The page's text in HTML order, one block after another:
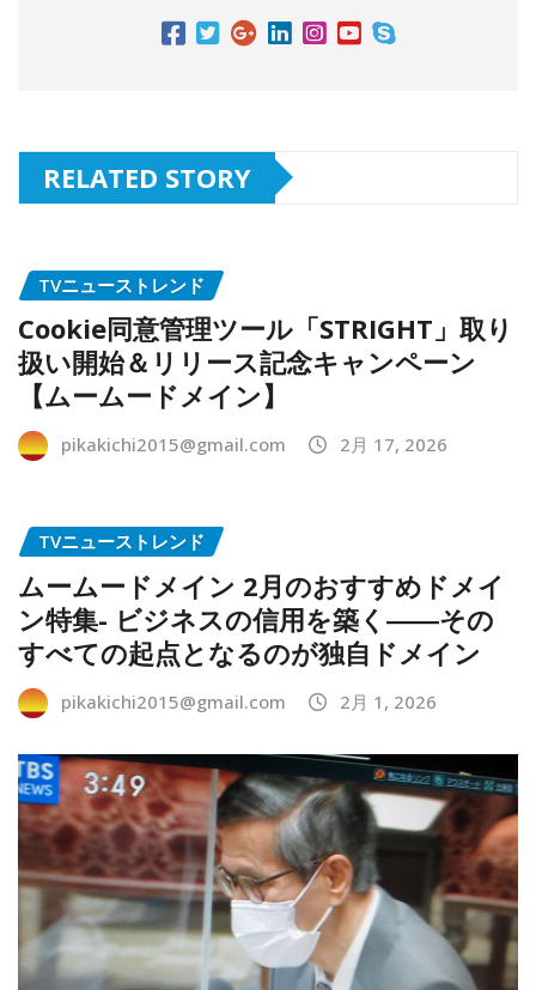
RELATED STORY
TVニューストレンド
Cookie同意管理ツール「STRIGHT」取り
扱い開始＆リリース記念キャンペーン
【ムームードメイン】
pikakichi2015@gmail.com 2月 17, 2026
TVニューストレンド
ムームードメイン 2月のおすすめドメイ
ン特集- ビジネスの信用を築く――その
すべての起点となるのが独自ドメイン
pikakichi2015@gmail.com 2月 1, 2026